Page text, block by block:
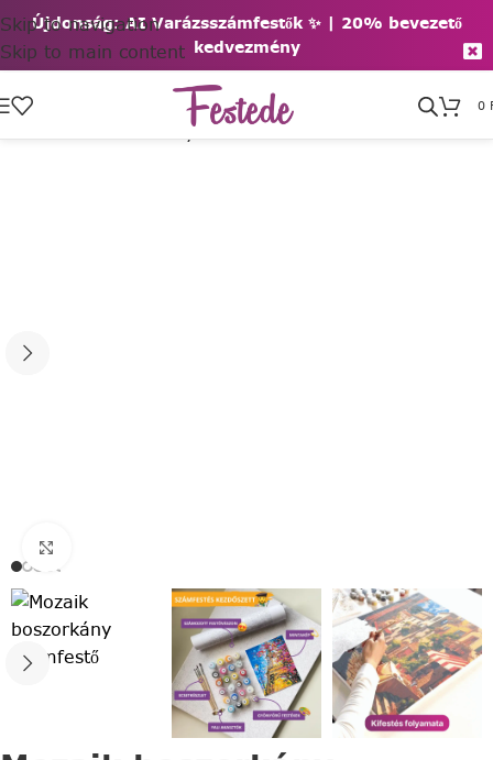
Újdonság: AI Varázsszámfestők ✨ | 20% bevezető
kedvezmény
Skip to navigation
Skip to main content
0